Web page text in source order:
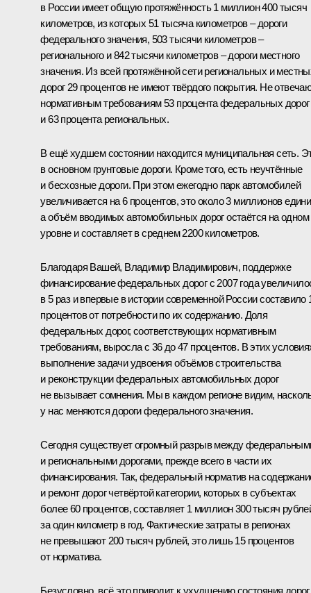
в России имеет общую протяжённость 1 миллион 400 тысяч
километров, из которых 51 тысяча километров – дороги
федерального значения, 503 тысячи километров –
регионального и 842 тысячи километров – дороги местного
значения. Из всей протяжённой сети региональных и
дорог 29 процентов не имеют твёрдого покрытия. Не
нормативным требованиям 53 процента федеральных дорог
и 63 процента региональных.
В ещё худшем состоянии находится муниципальная сеть.
в основном грунтовые дороги. Кроме того, есть неучтённые
и бесхозные дороги. При этом ежегодно парк автомобилей
увеличивается на 6 процентов, это около 3 миллионов
а объём вводимых автомобильных дорог остаётся на одном
уровне и составляет в среднем 2200 километров.
Благодаря Вашей, Владимир Владимирович, поддержке
финансирование федеральных дорог с 2007 года
в 5 раз и впервые в истории современной России составило
процентов от потребности по их содержанию. Доля
федеральных дорог, соответствующих нормативным
требованиям, выросла с 36 до 47 процентов. В этих
выполнение задачи удвоения объёмов строительства
и реконструкции федеральных автомобильных дорог
не вызывает сомнения. Мы в каждом регионе видим,
у нас меняются дороги федерального значения.
Сегодня существует огромный разрыв между
и региональными дорогами, прежде всего в части их
финансирования. Так, федеральный норматив на
и ремонт дорог четвёртой категории, которых в субъектах
более 60 процентов, составляет 1 миллион 300 тысяч
за один километр в год. Фактические затраты в регионах
не превышают 200 тысяч рублей, это лишь 15 процентов
от норматива.
Безусловно, всё это приводит к ухудшению состояния дорог.